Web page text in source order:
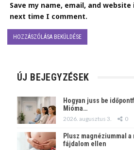
Save my name, email, and
next time I comment.
ÚJ BEJEGYZÉSEK
Hogyan juss be
Mióma…
2026. augusztus 3. 0
Plusz magnéziummal
fájdalom ellen